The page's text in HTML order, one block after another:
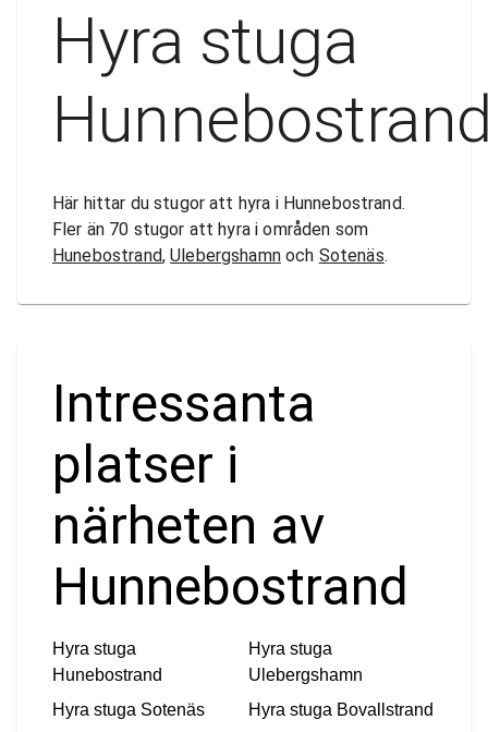
Hyra stuga
Här hittar du stugor att hyra i Hunnebostrand.
Fler än 70 stugor att hyra i områden som
Hunebostrand,Ulebergshamnoch Sotenäs.
Intressanta
platser i
närheten av
Hunnebostrand
Hyra stuga
Hunebostrand
Hyra stuga
Ulebergshamn
Hyra stuga Sotenäs Hyra stuga Bovallstrand